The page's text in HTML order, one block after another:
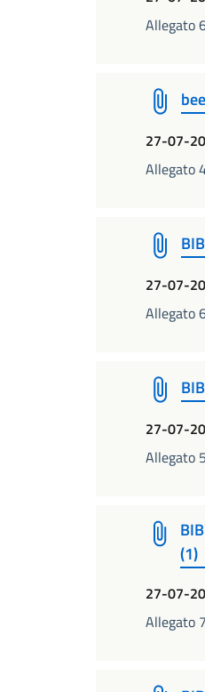
Allegato
27-07-
Allegato
27-07-
Allegato
27-07-
Allegato
(1)
27-07-
Allegato